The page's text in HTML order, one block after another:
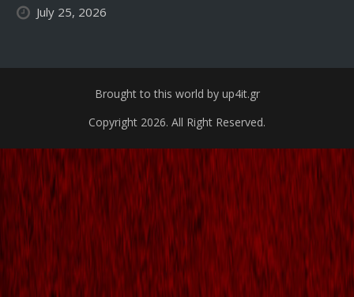
July 25, 2026
Brought to this world by up4it.gr
Copyright 2026. All Right Reserved.